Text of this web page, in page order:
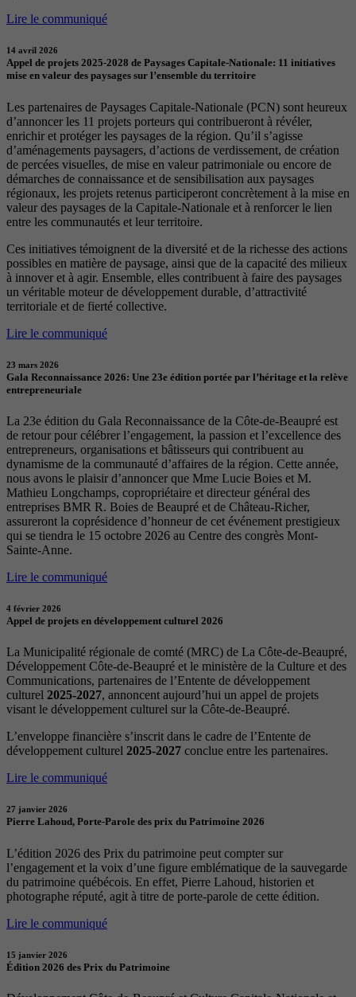
Lire le communiqué
14 avril 2026
Appel de projets 2025-2028 de Paysages Capitale-Nationale: 11 initiatives
mise en valeur des paysages sur l’ensemble du territoire
Les partenaires de Paysages Capitale-Nationale (PCN) sont heureux
d’annoncer les 11 projets porteurs qui contribueront à révéler,
enrichir et protéger les paysages de la région. Qu’il s’agisse
d’aménagements paysagers, d’actions de verdissement, de création
de percées visuelles, de mise en valeur patrimoniale ou encore de
démarches de connaissance et de sensibilisation aux paysages
régionaux, les projets retenus participeront concrètement à la mise en
valeur des paysages de la Capitale-Nationale et à renforcer le lien
entre les communautés et leur territoire.
Ces initiatives témoignent de la diversité et de la richesse des actions
possibles en matière de paysage, ainsi que de la capacité des milieux
à innover et à agir. Ensemble, elles contribuent à faire des paysages
un véritable moteur de développement durable, d’attractivité
territoriale et de fierté collective.
Lire le communiqué
23 mars 2026
Gala Reconnaissance 2026: Une 23e édition portée par l’héritage et la relève
entrepreneuriale
La 23e édition du Gala Reconnaissance de la Côte-de-Beaupré est
de retour pour célébrer l’engagement, la passion et l’excellence des
entrepreneurs, organisations et bâtisseurs qui contribuent au
dynamisme de la communauté d’affaires de la région. Cette année,
nous avons le plaisir d’annoncer que Mme Lucie Boies et M.
Mathieu Longchamps, copropriétaire et directeur général des
entreprises BMR R. Boies de Beaupré et de Château-Richer,
assureront la coprésidence d’honneur de cet événement prestigieux
qui se tiendra le 15 octobre 2026 au Centre des congrès Mont-
Sainte-Anne.
Lire le communiqué
4 février 2026
Appel de projets en développement culturel 2026
La Municipalité régionale de comté (MRC) de La Côte-de-Beaupré,
Développement Côte-de-Beaupré et le ministère de la Culture et des
Communications, partenaires de l’Entente de développement
culturel 2025-2027, annoncent aujourd’hui un appel de projets
visant le développement culturel sur la Côte-de-Beaupré.
L’enveloppe financière s’inscrit dans le cadre de l’Entente de
développement culturel 2025-2027 conclue entre les partenaires.
Lire le communiqué
27 janvier 2026
Pierre Lahoud, Porte-Parole des prix du Patrimoine 2026
L’édition 2026 des Prix du patrimoine peut compter sur
l’engagement et la voix d’une figure emblématique de la sauvegarde
du patrimoine québécois. En effet, Pierre Lahoud, historien et
photographe réputé, agit à titre de porte-parole de cette édition.
Lire le communiqué
15 janvier 2026
Édition 2026 des Prix du Patrimoine